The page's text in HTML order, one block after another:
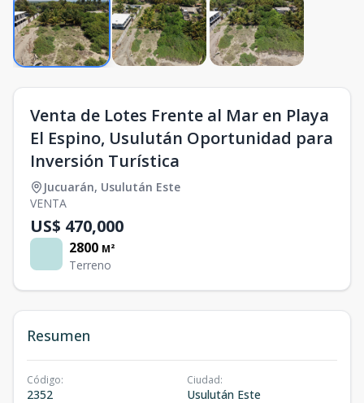
Venta de Lotes Frente al Mar en Playa
El Espino, Usulután Oportunidad para
Inversión Turística
Jucuarán, Usulután Este
VENTA
US$ 470,000
2800 M²
Terreno
Resumen
Código:
2352
Ciudad:
Usulután Este